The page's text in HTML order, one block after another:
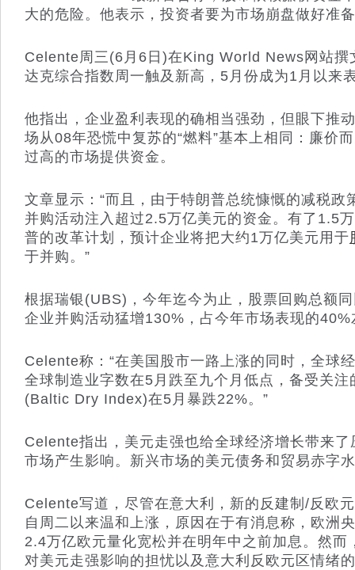
大的危险。他表示，投资者要为市场崩盘做好准
Celente周三(6月6日)在King World News网站撰
达克综合指数周一触及新高，5月份成为1月以来
他指出，企业盈利表现的确相当强劲，但眼下推
场从08年恐慌中复苏的“燃料”基本上相同：廉价
过高的市场提供资金。
文章显示：“而且，由于特朗普总统慷慨的减税政
并购活动注入超过2.5万亿美元的资金。有了1.5
普的改革计划，预计企业将把大约1万亿美元用于
于并购。”
根据瑞银(UBS)，今年迄今为止，股票回购总额
企业并购活动猛增130%，占今年市场表现的40%
Celente称：“在美国股市一路上涨的同时，全球
全球制造业字数在5月跌至九个月低点，备受关
(Baltic Dry Index)在5月暴跌22%。”
Celente指出，美元走强也给全球经济增长带来
市场产生影响。新兴市场的美元债务和贸易赤字
Celente写道，尽管在意大利，新的反建制/反欧
自周二以来温和上涨，原因在于有消息称，欧洲
2.4万亿欧元量化宽松并在明年中之前加息。然而
对美元走强影响的担忧以及意大利反欧元区情绪